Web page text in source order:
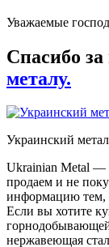
Уважаемые
Спасибо
металу.
Украинский
Ukrainian Metal —
продаем и не
информацию тем,
Если вы хотите
нержавеющая